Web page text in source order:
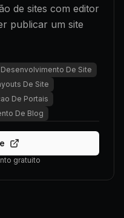
de sites com editor
publicar um site
Desenvolvimento De Site
De Site
De Portais
De Blog
gratuito